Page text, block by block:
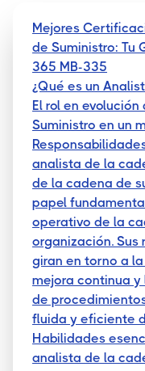
Mejores
de Suministro: Tu
365 MB-335
¿Qué es un
El rol en
Suministro en un
analista de la
de la cadena de
papel
operativo de la
organización.
giran en torno a
mejora continua
de
fluida y eficiente
Habilidades
analista de la